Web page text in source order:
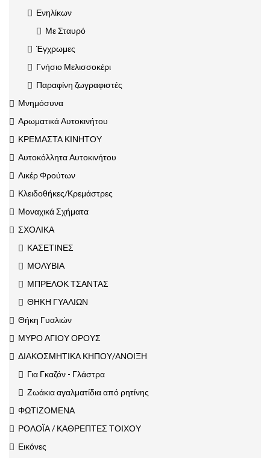
Ενηλίκων
Με Σταυρό
Έγχρωμες
Γνήσιο Μελισσοκέρι
Παραφίνη ζωγραφιστές
Μνημόσυνα
Αρωματικά Αυτοκινήτου
ΚΡΕΜΑΣΤΑ ΚΙΝΗΤΟΥ
Αυτοκόλλητα Αυτοκινήτου
Λικέρ Φρούτων
Κλειδοθήκες/Κρεμάστρες
Μοναχικά Σχήματα
ΣΧΟΛΙΚΑ
ΚΑΣΕΤΙΝΕΣ
ΜΟΛΥΒΙΑ
ΜΠΡΕΛΟΚ ΤΣΑΝΤΑΣ
ΘΗΚΗ ΓΥΑΛΙΩΝ
Θήκη Γυαλιών
ΜΥΡΟ ΑΓΙΟΥ ΟΡΟΥΣ
ΔΙΑΚΟΣΜΗΤΙΚΑ ΚΗΠΟΥ/ΑΝΟΙΞΗ
Για Γκαζόν - Γλάστρα
Ζωάκια αγαλματίδια από ρητίνης
ΦΩΤΙΖΟΜΕΝΑ
ΡΟΛΟΪΑ / ΚΑΘΡΕΠΤΕΣ ΤΟΙΧΟΥ
Εικόνες